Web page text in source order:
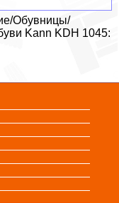
Обувницы/
Kann KDH 1045: